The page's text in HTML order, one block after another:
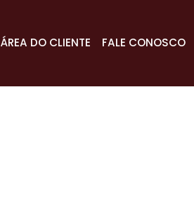
ÁREA DO CLIENTE FALE CONOSCO